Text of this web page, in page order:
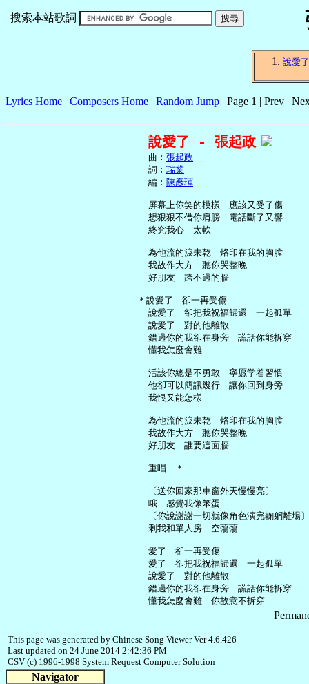
搜索本站歌詞
說愛了
Lyrics Home | Composers Home | Random Jump | Page 1 | Prev |
說愛了 - 張起政
     曲︰
張起政
     詞︰
瑞業
     編︰
陳彥琿
     屏幕上你笑的模樣　應該又受了傷
     想狠狠不借你肩膀　電話斷了又響
     終究我心　太軟
     為他流的淚未乾　烙印在我的胸膛
     我故作大方　聽你哭整晚
     好朋友　跨不過的牆
   ＊說愛了　卻一再受傷
     說愛了　卻把我祝福歸還　一起孤單
     說愛了　對的他離散
     錯過你的我卻在身旁　謊話你能拆穿
     懂我怎麼會難
     活該你總是不勇敢　寧愿学着習慣
     他卻可以簡訊幾行　讓你回到身旁
     我恨又能怎樣
     為他流的淚未乾　烙印在我的胸膛
     我故作大方　聽你哭整晚
     好朋友　誰要這面牆
     重唱　＊
     〔送你回家那車窗外天慢慢亮〕
     哦　感覺我像笨蛋
     〔你說謝謝一切就像角色演完鞠躬離場〕
     剩我和單人房　空蕩蕩
     愛了　卻一再受傷
     愛了　卻把我祝福歸還　一起孤單
     說愛了　對的他離散
     錯過你的我卻在身旁　謊話你能拆穿
This page was generated by Chinese Song Viewer Ver 4.6.426
Last updated on 24 June 2014 2:42:36 PM
CSV (c) 1996-1998 System Request Computer Solution
Navigator